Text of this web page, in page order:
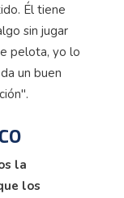
Él tiene
sin jugar
pelota, yo lo
un buen
la
los